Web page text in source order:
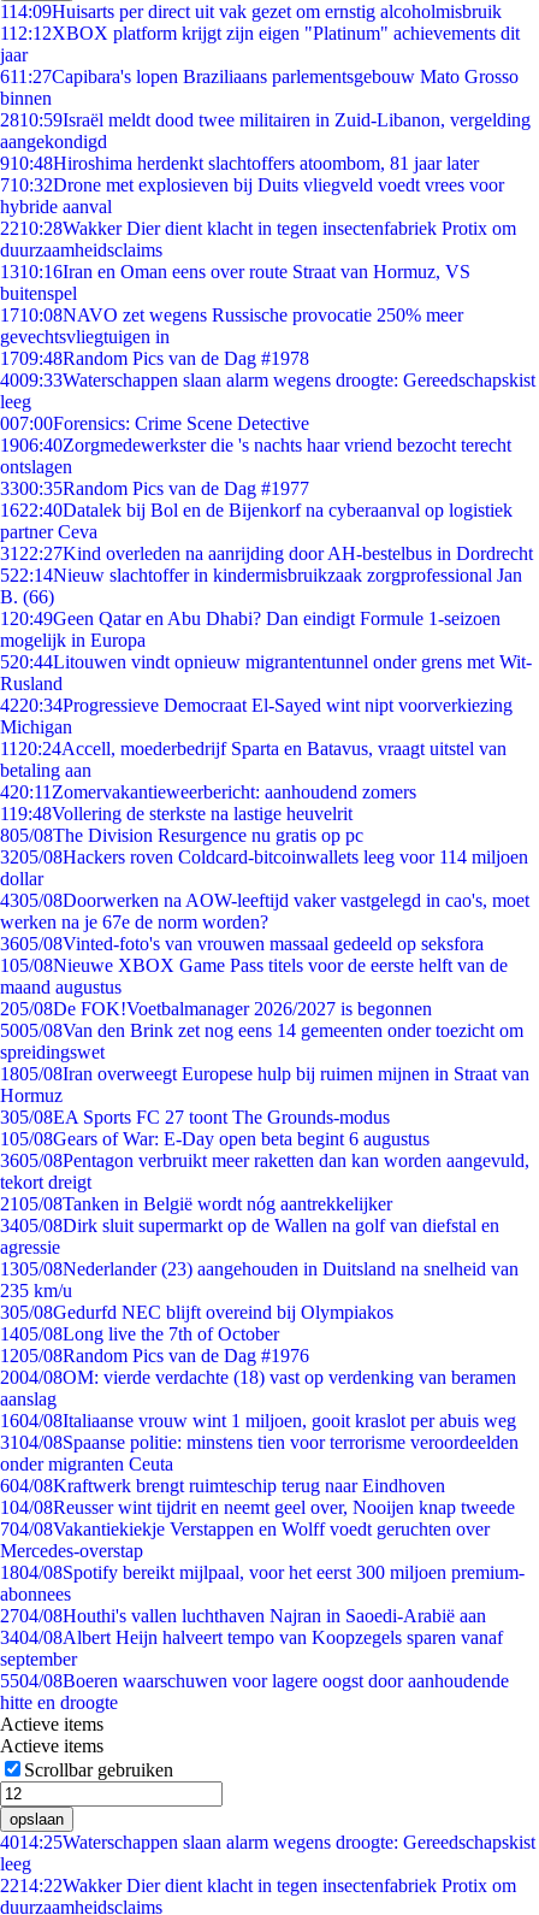
114:09Huisarts per direct uit vak gezet om ernstig alcoholmisbruik
112:12XBOX platform krijgt zijn eigen "Platinum" achievements dit
jaar
611:27Capibara's lopen Braziliaans parlementsgebouw Mato Grosso
binnen
2810:59Israël meldt dood twee militairen in Zuid-Libanon, vergelding
aangekondigd
910:48Hiroshima herdenkt slachtoffers atoombom, 81 jaar later
710:32Drone met explosieven bij Duits vliegveld voedt vrees voor
hybride aanval
2210:28Wakker Dier dient klacht in tegen insectenfabriek Protix om
duurzaamheidsclaims
1310:16Iran en Oman eens over route Straat van Hormuz, VS
buitenspel
1710:08NAVO zet wegens Russische provocatie 250% meer
gevechtsvliegtuigen in
1709:48Random Pics van de Dag #1978
4009:33Waterschappen slaan alarm wegens droogte: Gereedschapskist
leeg
007:00Forensics: Crime Scene Detective
1906:40Zorgmedewerkster die 's nachts haar vriend bezocht terecht
ontslagen
3300:35Random Pics van de Dag #1977
1622:40Datalek bij Bol en de Bijenkorf na cyberaanval op logistiek
partner Ceva
31 22:27Kind overleden na aanrijding door AH-bestelbus in Dordrecht
522:14Nieuw slachtoffer in kindermisbruikzaak zorgprofessional Jan
B. (66)
1 20:49Geen Qatar en Abu Dhabi? Dan eindigt Formule 1-seizoen
mogelijk in Europa
520:44Litouwen vindt opnieuw migrantentunnel onder grens met Wit-
Rusland
4220:34Progressieve Democraat El-Sayed wint nipt voorverkiezing
Michigan
11 20:24Accell, moederbedrijf Sparta en Batavus, vraagt uitstel van
betaling aan
420:11 Zomervakantieweerbericht: aanhoudend zomers
119:48Vollering de sterkste na lastige heuvelrit
805/08The Division Resurgence nu gratis op pc
3205/08Hackers roven Coldcard-bitcoinwallets leeg voor 114 miljoen
dollar
4305/08Doorwerken na AOW-leeftijd vaker vastgelegd in cao's, moet
werken na je 67e de norm worden?
3605/08Vinted-foto's van vrouwen massaal gedeeld op seksfora
105/08Nieuwe XBOX Game Pass titels voor de eerste helft van de
maand augustus
205/08De FOK!Voetbalmanager 2026/2027 is begonnen
5005/08Van den Brink zet nog eens 14 gemeenten onder toezicht om
spreidingswet
1805/08Iran overweegt Europese hulp bij ruimen mijnen in Straat van
Hormuz
305/08EA Sports FC 27 toont The Grounds-modus
105/08Gears of War: E-Day open beta begint 6 augustus
3605/08Pentagon verbruikt meer raketten dan kan worden aangevuld,
tekort dreigt
2105/08Tanken in België wordt nóg aantrekkelijker
3405/08Dirk sluit supermarkt op de Wallen na golf van diefstal en
agressie
1305/08Nederlander (23) aangehouden in Duitsland na snelheid van
235 km/u
305/08Gedurfd NEC blijft overeind bij Olympiakos
1405/08Long live the 7th of October
1205/08Random Pics van de Dag #1976
2004/08OM: vierde verdachte (18) vast op verdenking van beramen
aanslag
1604/08Italiaanse vrouw wint 1 miljoen, gooit kraslot per abuis weg
3104/08Spaanse politie: minstens tien voor terrorisme veroordeelden
onder migranten Ceuta
604/08Kraftwerk brengt ruimteschip terug naar Eindhoven
104/08Reusser wint tijdrit en neemt geel over, Nooijen knap tweede
704/08Vakantiekiekje Verstappen en Wolff voedt geruchten over
Mercedes-overstap
1804/08Spotify bereikt mijlpaal, voor het eerst 300 miljoen premium-
abonnees
2704/08Houthi's vallen luchthaven Najran in Saoedi-Arabië aan
3404/08Albert Heijn halveert tempo van Koopzegels sparen vanaf
september
5504/08Boeren waarschuwen voor lagere oogst door aanhoudende
hitte en droogte
Actieve items
Actieve items
Scrollbar gebruiken
opslaan
4014:25Waterschappen slaan alarm wegens droogte: Gereedschapskist
leeg
2214:22Wakker Dier dient klacht in tegen insectenfabriek Protix om
duurzaamheidsclaims